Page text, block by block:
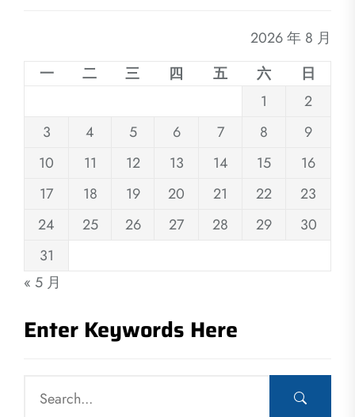
2026 年 8 月
一
二 三 四 五 六
日
1
2
3
4 5 6 7 8
9
10
11 12 13 14 15
16
17
18 19 20 21 22
23
24
25 26 27 28 29
30
31
« 5 月
Enter Keywords Here